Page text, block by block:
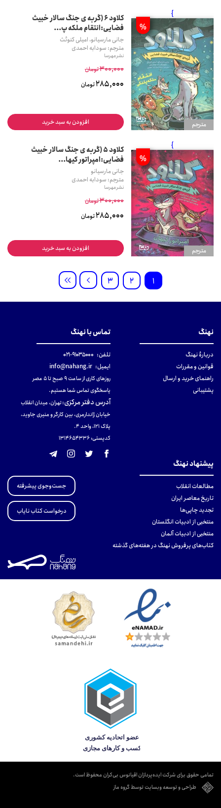
مترجم
}
%
کلاود 6 (گربه ی جنگ سالار خبیث
فضایی:انتقام ملکه پ...
جانی مارسیانو، امیلی کنوئث
مترجم: سودابه احمدی
نشر مهرسا
300,000تومان
285,000تومان
افزودن به سبد خرید
مترجم
}
%
کلاود 5 (گربه ی جنگ سالار خبیث
فضایی:امپراتور کیها...
جانی مارسیانو
مترجم: سودابه احمدی
نشر مهرسا
300,000تومان
285,000تومان
افزودن به سبد خرید
1
2
3
نهنگ
دربارهٔ نهنگ
قوانین و مقررات
راهنمای خرید و ارسال
پشتیبانی
تماس با نهنگ
تلفن: ۹۱۰۳۵۰۰۰-۰۲۱
ایمیل: info@nahang.ir
روزهای کاری از ساعت ۹ صبح تا ۵ عصر
پاسخگوی تماس شما هستیم.
آدرس دفتر مرکزی:تهران، میدان انقلاب
خیابان ژاندارمری، بین کارگر و منیری جاوید،
پلاک 121، واحد ۴.
کدپستی: 131465433۶
پیشنهاد نهنگ
مطالعات انقلاب
تاریخ معاصر ایران
تجدید چاپی‌ها
منتخبی از ادبیات انگلستان
منتخبی از ادبیات آلمان
کتاب‌های پرفروش نهنگ در هفته‌های گذشته
جست‌وجوی پیشرفته
درخواست کتاب نایاب
تمامی حقوق برای شرکت ایده‌پردازان اقیانوس بی‌کران محفوظ است.
طراحی و توسعه وبسایت توسط گروه ماز